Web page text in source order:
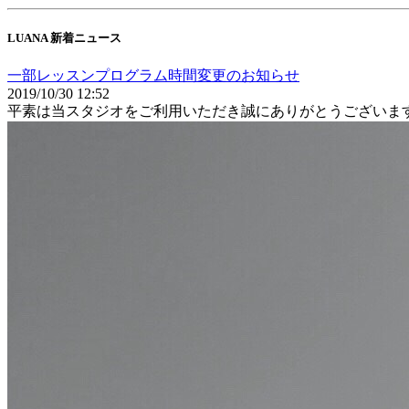
LUANA 新着ニュース
一部レッスンプログラム時間変更のお知らせ
2019/10/30 12:52
平素は当スタジオをご利用いただき誠にありがとうござい